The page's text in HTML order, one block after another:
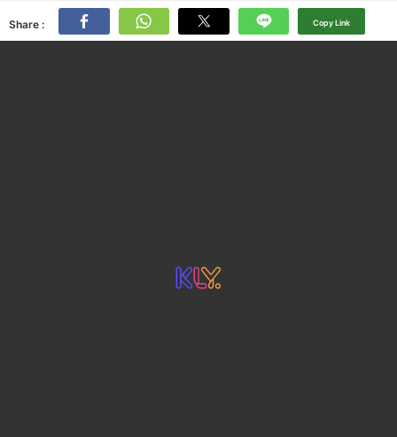
Share : Copy Link